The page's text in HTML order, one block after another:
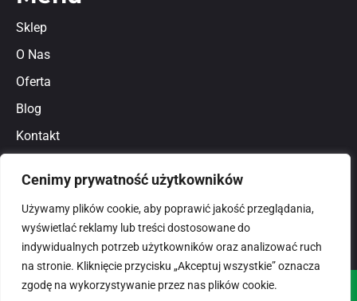
Cenimy prywatność użytkowników
Używamy plików cookie, aby poprawić jakość przeglądania,
wyświetlać reklamy lub treści dostosowane do
indywidualnych potrzeb użytkowników oraz analizować ruch
na stronie. Kliknięcie przycisku „Akceptuj wszystkie” oznacza
zgodę na wykorzystywanie przez nas plików cookie.
Sklep
O Nas
Oferta
Blog
Kontakt
Polityka prywatności